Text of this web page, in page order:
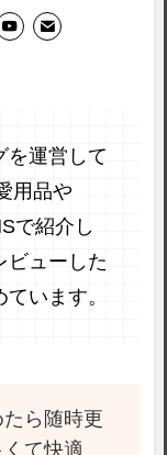
を運営して
用品や
で紹介し
ビューした
います。
ら随時更
て快適